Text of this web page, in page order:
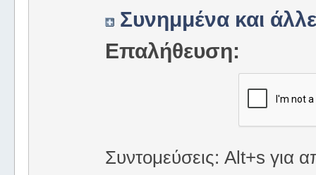
Συνημμένα και
Επαλήθευση:
Συντομεύσεις: Alt+s για